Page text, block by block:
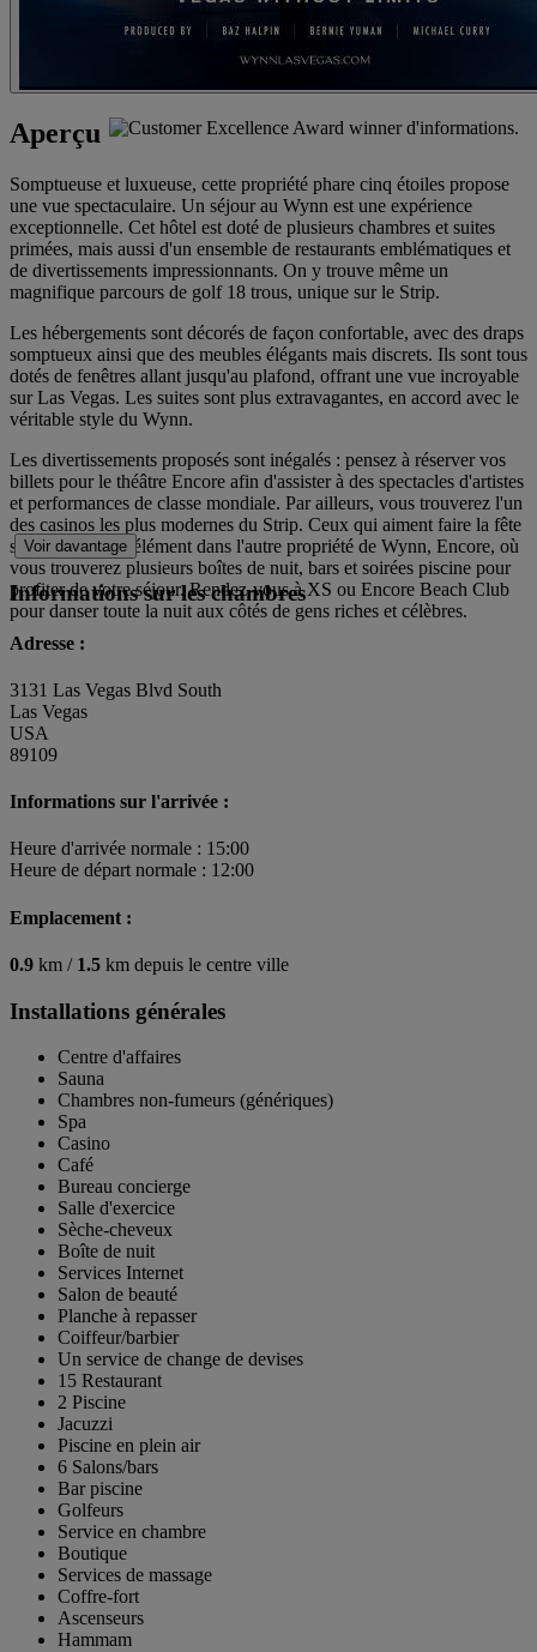
Aperçu
Somptueuse et luxueuse, cette propriété phare cinq étoiles propose
une vue spectaculaire. Un séjour au Wynn est une expérience
exceptionnelle. Cet hôtel est doté de plusieurs chambres et suites
primées, mais aussi d'un ensemble de restaurants emblématiques et
de divertissements impressionnants. On y trouve même un
magnifique parcours de golf 18 trous, unique sur le Strip.
Les hébergements sont décorés de façon confortable, avec des draps
somptueux ainsi que des meubles élégants mais discrets. Ils sont tous
dotés de fenêtres allant jusqu'au plafond, offrant une vue incroyable
sur Las Vegas. Les suites sont plus extravagantes, en accord avec le
véritable style du Wynn.
Les divertissements proposés sont inégalés : pensez à réserver vos
billets pour le théâtre Encore afin d'assister à des spectacles d'artistes
et performances de classe mondiale. Par ailleurs, vous trouverez l'un
des casinos les plus modernes du Strip. Ceux qui aiment faire la fête
seront dans leur élément dans l'autre propriété de Wynn, Encore, où
vous trouverez plusieurs boîtes de nuit, bars et soirées piscine pour
profiter de votre séjour. Rendez-vous à XS ou Encore Beach Club
pour danser toute la nuit aux côtés de gens riches et célèbres.
Voir davantage
Informations sur les chambres
Adresse :
3131 Las Vegas Blvd South
Las Vegas
USA
89109
Informations sur l'arrivée :
Heure d'arrivée normale : 15:00
Heure de départ normale : 12:00
Emplacement :
0.9 km / 1.5 km depuis le centre ville
Installations générales
Centre d'affaires
Sauna
Chambres non-fumeurs (génériques)
Spa
Casino
Café
Bureau concierge
Salle d'exercice
Sèche-cheveux
Boîte de nuit
Services Internet
Salon de beauté
Planche à repasser
Coiffeur/barbier
Un service de change de devises
15 Restaurant
2 Piscine
Jacuzzi
Piscine en plein air
6 Salons/bars
Bar piscine
Golfeurs
Service en chambre
Boutique
Services de massage
Coffre-fort
Ascenseurs
Hammam